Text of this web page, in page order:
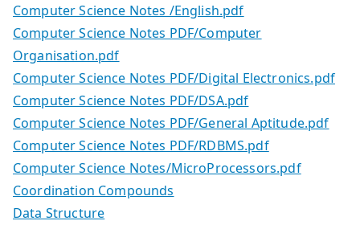
Computer Science Notes /English.pdf
Computer Science Notes PDF/Computer
Organisation.pdf
Computer Science Notes PDF/Digital Electronics.pdf
Computer Science Notes PDF/DSA.pdf
Computer Science Notes PDF/General Aptitude.pdf
Computer Science Notes PDF/RDBMS.pdf
Computer Science Notes/MicroProcessors.pdf
Coordination Compounds
Data Structure